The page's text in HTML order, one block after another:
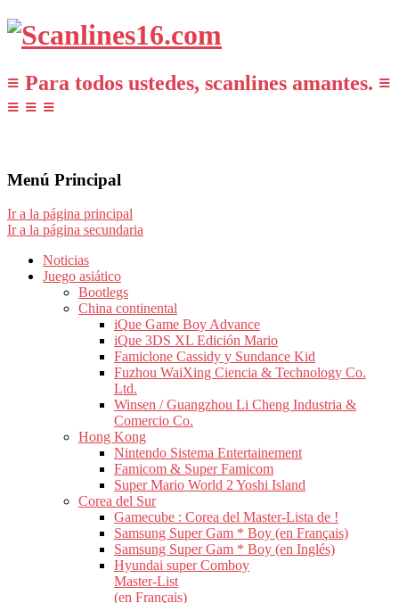
≡ Para todos ustedes, scanlines amantes. ≡
≡ ≡ ≡
Menú Principal
Ir a la página principal
Ir a la página secundaria
Noticias
Juego asiático
Bootlegs
China continental
iQue Game Boy Advance
iQue 3DS XL Edición Mario
Famiclone Cassidy y Sundance Kid
Fuzhou WaiXing Ciencia & Technology Co.
Ltd.
Winsen / Guangzhou Li Cheng Industria &
Comercio Co.
Hong Kong
Nintendo Sistema Entertainement
Famicom & Super Famicom
Super Mario World 2 Yoshi Island
Corea del Sur
Gamecube : Corea del Master-Lista de !
Samsung Super Gam * Boy (en Français)
Samsung Super Gam * Boy (en Inglés)
Hyundai super Comboy
Master-List
(en Français)